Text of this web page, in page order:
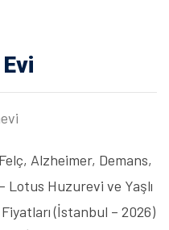
Alzheimer, Demans,
Lotus Huzurevi ve Yaşlı
(İstanbul – 2026)